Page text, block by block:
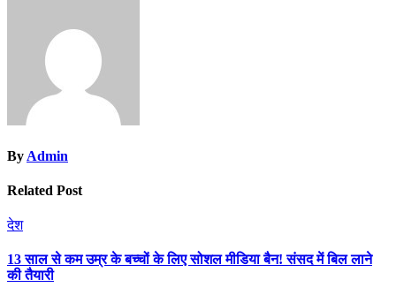
By Admin
Related Post
देश
13 साल से कम उम्र के बच्चों के लिए सोशल मीडिया बैन! संसद में बिल लाने
की तैयारी